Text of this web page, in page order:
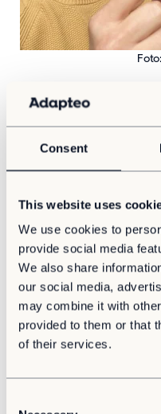
Consent
This website uses
We use cookies to
provide social media
We also share
our social media,
may combine it with
provided to them or that
of their services.
Du och dina kollegor
om träbaserad
utvecklat?
inte särskilt starkt som
träfibrer. Materialet blir
fortfarande starkt nog
som vissa fossila
Det låter som ett
det här materialet?
”Genom att förstå de
fortsätta på spåren som
är alla aspekter viktiga: